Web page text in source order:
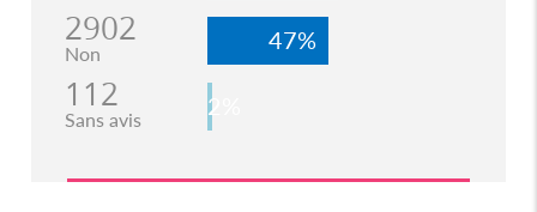
2902
Non 47%
112
Sans avis 2%